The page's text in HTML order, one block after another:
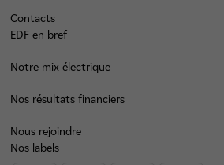
Contacts
EDF en bref
Notre mix électrique
Nos résultats financiers
Nous rejoindre
Nos labels